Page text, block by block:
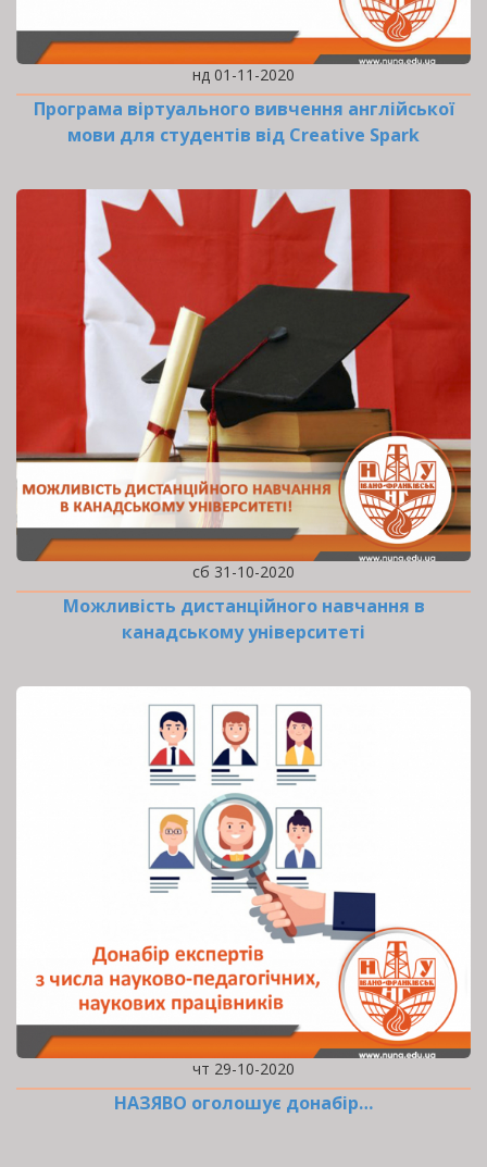
нд 01-11-2020
Програма віртуального вивчення англійської
мови для студентів від Creative Spark
сб 31-10-2020
Можливість дистанційного навчання в
канадському університеті
чт 29-10-2020
НАЗЯВО оголошує донабір…